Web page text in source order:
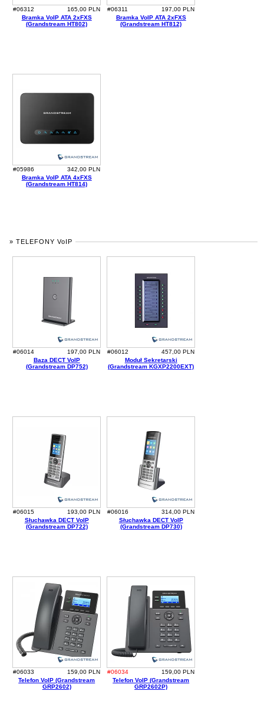
#06312
165,00 PLN
Bramka VoIP ATA 2xFXS
(Grandstream HT802)
#06311
197,00 PLN
Bramka VoIP ATA 2xFXS
(Grandstream HT812)
#05986
342,00 PLN
Bramka VoIP ATA 4xFXS
(Grandstream HT814)
» TELEFONY VoIP
#06014
197,00 PLN
Baza DECT VoIP
(Grandstream DP752)
#06012
457,00 PLN
Moduł Sekretarski
(Grandstream KGXP2200EXT)
#06015
193,00 PLN
Słuchawka DECT VoIP
(Grandstream DP722)
#06016
314,00 PLN
Słuchawka DECT VoIP
(Grandstream DP730)
#06033
159,00 PLN
Telefon VoIP (Grandstream
GRP2602)
#06034
159,00 PLN
Telefon VoIP (Grandstream
GRP2602P)